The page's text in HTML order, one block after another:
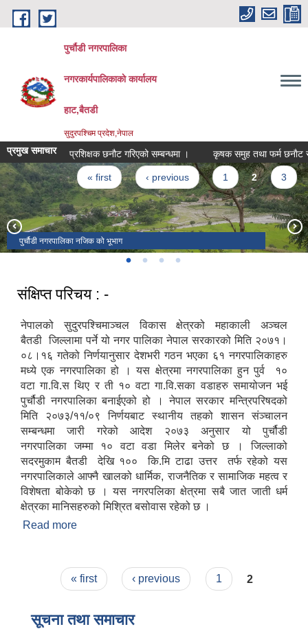
Skip to main content
पुर्चौडी नगरपालिका
नगरकार्यपालिकाकाे कार्यालय
हाट,बैतडी
सुदुरपश्चिम प्रदेश,नेपाल
प्रमुख समाचार प्रशिक्षक छनौट गरिएको सम्बन्धमा । कृषक समुह तथा फर्म छनाैट
Pages
« first ‹ previous 1 2 3
पुर्चौडी नगरपालिका नजिक को भूभाग
डिलाशैनी भगवती मन्दिर
संक्षिप्त परिचय : -
नेपालको सुदुरपश्चिमाञ्चल विकास क्षेत्रको महाकाली अञ्चल
बैतडी जिल्लामा पर्ने यो नगर पालिका नेपाल सरकारको मिति २०७१।
०८।१६ गतेको निर्णयानुसार देशभरी गठन भएका ६१ नगरपालिकाहरु
मध्ये एक नगरपालिका हो । यस क्षेत्रमा नगरपालिका हुन पुर्व १०
वटा गा.वि.स थिए र ती १० वटा गा.वि.सका वडाहरु समायोजन भई
पुर्चौडी नगरपालिका बनाईएको हो । नेपाल सरकार मन्त्रिपरिषदको
मिति २०७३/११/०९ निर्णयबाट स्थानीय तहको शासन संञ्चालन
सम्बन्धमा जारी गरेको आदेश २०७३ अनुसार यो पुर्चौडी
नगरपालिका जम्मा १० वटा वडा मिलेर बनेको छ । जिल्लाको
सदरमुकाम बैतडी देखि १०० कि.मि टाढा उत्तर तर्फ रहेको यस
नगरपालिकाले आफ्नै खालको धार्मिक, राजनैतिक र सामाजिक महत्व र
विशेषता बोकेको छ । यस नगरपलिका क्षेत्रमा सबै जात जाती धर्म
क्षेत्रका मानिसहरुको मिश्रित बसोवास रहेको छ ।
Read more
Pages« first ‹ previous 1 2
सूचना तथा समाचार